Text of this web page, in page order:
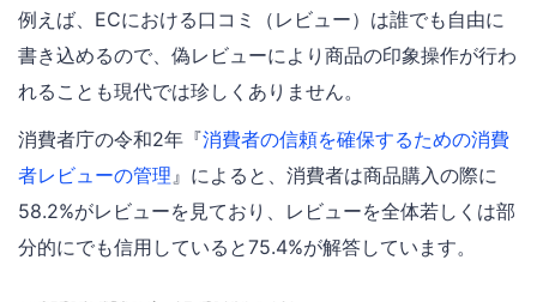
例えば、ECにおける口コミ（レビュー）は誰でも自由に
書き込めるので、偽レビューにより商品の印象操作が行わ
れることも現代では珍しくありません。
消費者庁の令和2年『消費者の信頼を確保するための消費
者レビューの管理 』によると、消費者は商品購入の際に
58.2%がレビューを見ており、レビューを全体若しくは部
分的にでも信用していると75.4%が解答しています。